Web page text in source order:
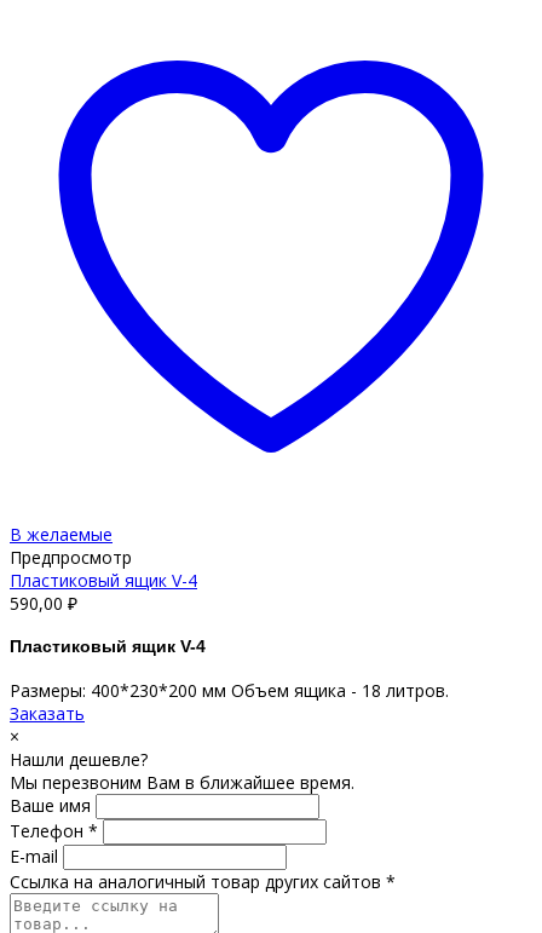
В желаемые
Предпросмотр
Пластиковый ящик V-4
590,00 ₽
Пластиковый ящик V-4
Размеры: 400*230*200 мм Объем ящика - 18 литров.
Заказать
×
Нашли дешевле?
Мы перезвоним Вам в ближайшее время.
Ваше имя
Телефон *
E-mail
Ссылка на аналогичный товар других сайтов *